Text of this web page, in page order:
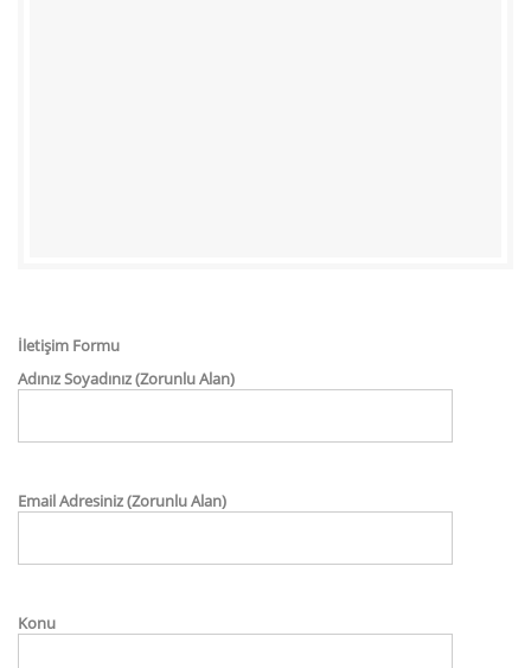
İletişim Formu
Adınız Soyadınız (Zorunlu Alan)
Email Adresiniz (Zorunlu Alan)
Konu